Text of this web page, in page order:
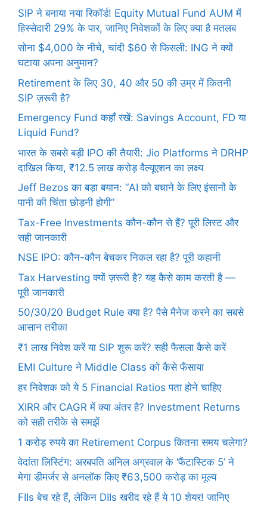
SIP ने बनाया नया रिकॉर्ड! Equity Mutual Fund AUM में
हिस्सेदारी 29% के पार, जानिए निवेशकों के लिए क्या है मतलब
सोना $4,000 के नीचे, चांदी $60 से फिसली: ING ने क्यों
घटाया अपना अनुमान?
Retirement के लिए 30, 40 और 50 की उम्र में कितनी
SIP ज़रूरी है?
Emergency Fund कहाँ रखें: Savings Account, FD या
Liquid Fund?
भारत के सबसे बड़ी IPO की तैयारी: Jio Platforms ने DRHP
दाखिल किया, ₹12.5 लाख करोड़ वैल्यूएशन का लक्ष्य
Jeff Bezos का बड़ा बयान: “AI को बचाने के लिए इंसानों के
पानी की चिंता छोड़नी होगी”
Tax-Free Investments कौन-कौन से हैं? पूरी लिस्ट और
सही जानकारी
NSE IPO: कौन-कौन बेचकर निकल रहा है? पूरी कहानी
Tax Harvesting क्यों ज़रूरी है? यह कैसे काम करती है —
पूरी जानकारी
50/30/20 Budget Rule क्या है? पैसे मैनेज करने का सबसे
आसान तरीका
₹1 लाख निवेश करें या SIP शुरू करें? सही फैसला कैसे करें
EMI Culture ने Middle Class को कैसे फँसाया
हर निवेशक को ये 5 Financial Ratios पता होने चाहिए
XIRR और CAGR में क्या अंतर है? Investment Returns
को सही तरीके से समझें
1 करोड़ रुपये का Retirement Corpus कितना समय चलेगा?
वेदांता लिस्टिंग: अरबपति अनिल अग्रवाल के ‘फैंटास्टिक 5’ ने
मेगा डीमर्जर से अनलॉक किए ₹63,500 करोड़ का मूल्य
FIIs बेच रहे हैं, लेकिन DIIs खरीद रहे हैं ये 10 शेयर! जानिए